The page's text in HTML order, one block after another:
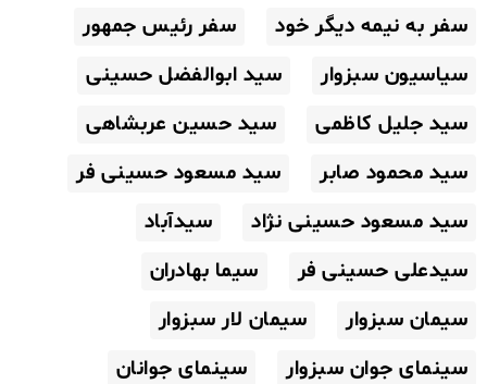
سفر به نیمه دیگر خود
سفر رئیس جمهور
سیاسیون سبزوار
سید ابوالفضل حسینی
سید جلیل کاظمی
سید حسین عربشاهی
سید محمود صابر
سید مسعود حسینی فر
سید مسعود حسینی نژاد
سیدآباد
سیدعلی حسینی فر
سیما بهادران
سیمان سبزوار
سیمان لار سبزوار
سینمای جوان سبزوار
سینمای جوانان